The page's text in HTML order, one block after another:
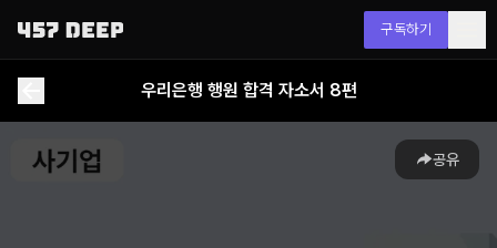
구독하기
우리은행 행원 합격 자소서 8편
공유